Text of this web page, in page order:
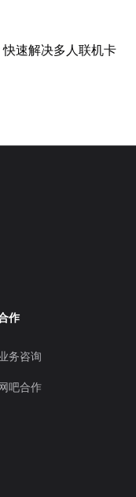
速解决多人联机卡
作
务咨询
吧合作